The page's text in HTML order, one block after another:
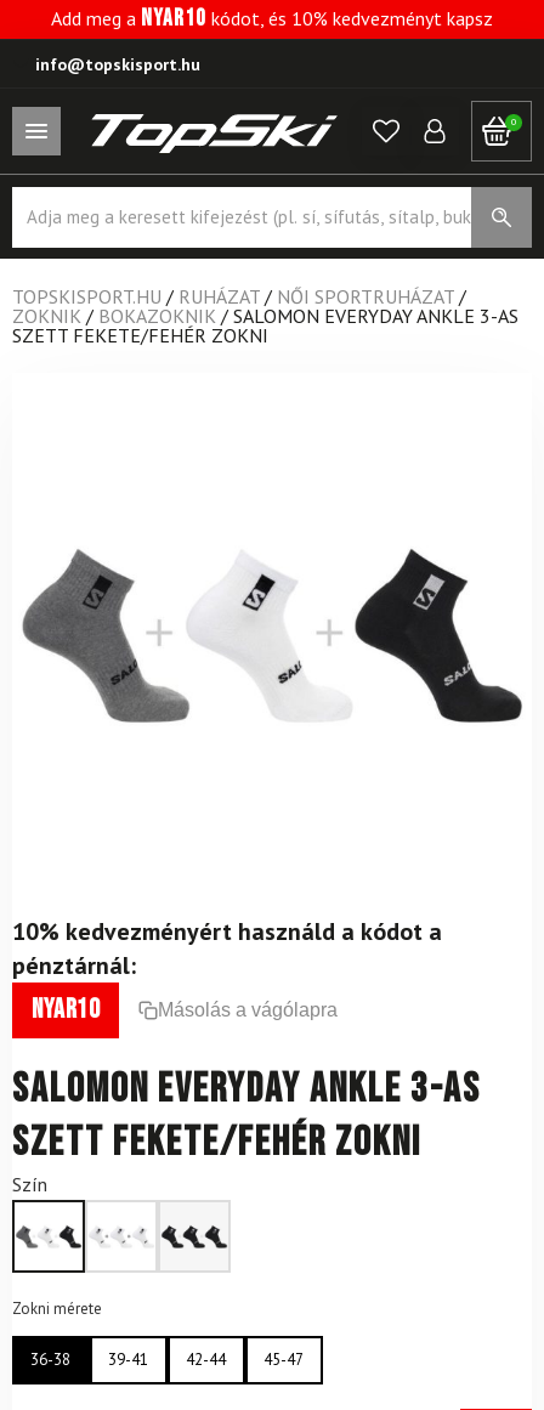
Add meg a NYAR10 kódot, és 10% kedvezményt kapsz
info@topskisport.hu
0
search
TOPSKISPORT.HU / RUHÁZAT / NŐI SPORTRUHÁZAT /
ZOKNIK / BOKAZOKNIK / SALOMON EVERYDAY ANKLE 3-AS
SZETT FEKETE/FEHÉR ZOKNI
10% kedvezményért használd a kódot a
pénztárnál:
nyar10 Másolás a vágólapra
SALOMON Everyday Ankle 3-as
szett fekete/fehér zokni
Szín
Zokni mérete
36-38 39-41 42-44 45-47